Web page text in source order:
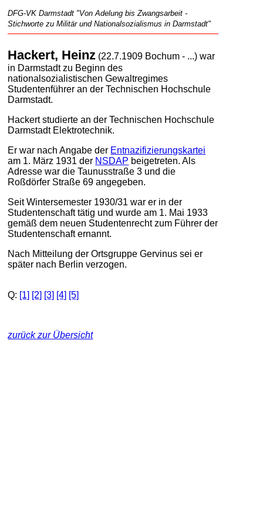
DFG-VK Darmstadt "Von Adelung bis Zwangsarbeit -
Stichworte zu Militär und Nationalsozialismus in Darmstadt"
Hackert, Heinz (22.7.1909 Bochum - ...) war
in Darmstadt zu Beginn des
nationalsozialistischen Gewaltregimes
Studentenführer an der Technischen Hochschule
Darmstadt.
Hackert studierte an der Technischen Hochschule
Darmstadt Elektrotechnik.
Er war nach Angabe der Entnazifizierungskartei
am 1. März 1931 der NSDAP beigetreten. Als
Adresse war die Taunusstraße 3 und die
Roßdörfer Straße 69 angegeben.
Seit Wintersemester 1930/31 war er in der
Studentenschaft tätig und wurde am 1. Mai 1933
gemäß dem neuen Studentenrecht zum Führer der
Studentenschaft ernannt.
Nach Mitteilung der Ortsgruppe Gervinus sei er
später nach Berlin verzogen.
Q: [1] [2] [3] [4] [5]
zurück zur Übersicht